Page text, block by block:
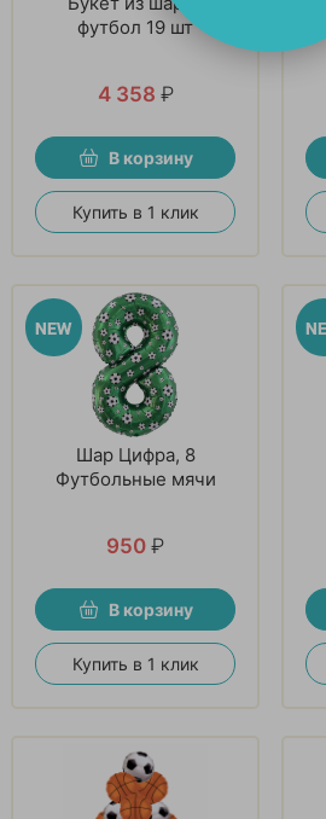
футбол 19 шт
4 358 ₽
В корзину
Купить в 1 клик
Шар Цифра, 8
Футбольные мячи
950 ₽
В корзину
Купить в 1 клик